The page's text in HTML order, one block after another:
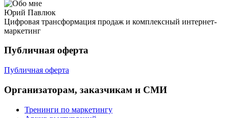
Юрий Павлюк
Цифровая трансформация продаж и комплексный интернет-
маркетинг
Публичная оферта
Публичная оферта
Организаторам, заказчикам и СМИ
Тренинги по маркетингу